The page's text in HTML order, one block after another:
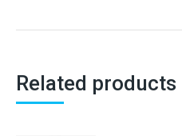
Related products